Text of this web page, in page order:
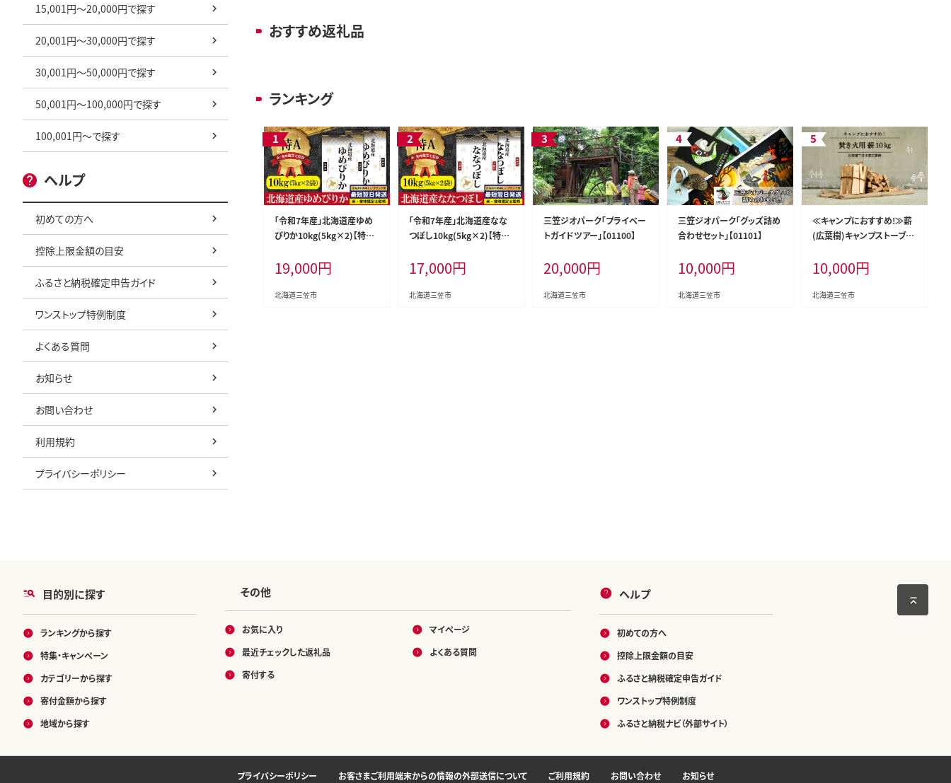
15,001円～20,000円で探す
20,001円～30,000円で探す
30,001円～50,000円で探す
50,001円～100,000円で探す
100,001円～で探す
ヘルプ
初めての方へ
控除上限金額の目安
ふるさと納税確定申告ガイド
ワンストップ特例制度
よくある質問
お知らせ
お問い合わせ
利用規約
プライバシーポリシー
おすすめ返礼品
ランキング
「令和7年産」北海道産ゆめ
ぴりか10kg(5kg×2)【特Aラ
最短翌日発送＞【1606120】
19,000円
北海道三笠市
「令和7年産」北海道産なな
つぼし10kg(5kg×2)【特A
＜最短翌日発送＞【160601
17,000円
北海道三笠市
三笠ジオパーク「プライベー
トガイドツアー」【01100】
20,000円
北海道三笠市
三笠ジオパーク「グッズ詰め
合わせセット」【01101】
10,000円
北海道三笠市
≪キャンプにおすすめ!≫薪
(広葉樹)キャンプストーブ・
10,000円
北海道三笠市
目的別に探す
ランキングから探す
特集・キャンペーン
カテゴリーから探す
寄付金額から探す
地域から探す
その他
お気に入り
最近チェックした返礼品
寄付する
マイページ
よくある質問
ヘルプ
初めての方へ
控除上限金額の目安
ふるさと納税確定申告ガイド
ワンストップ特例制度
ふるさと納税ナビ（外部サイト）
プライバシーポリシー お客さまご利用端末からの情報の外部送信について ご利用規約 お問い合わせ お知らせ